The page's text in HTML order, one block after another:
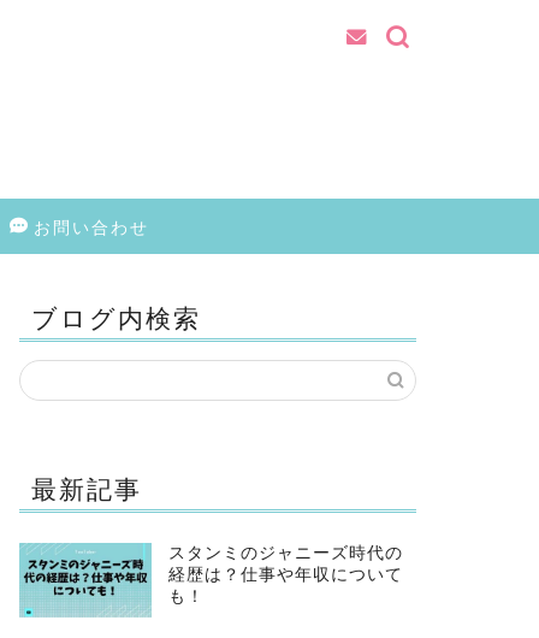
お問い合わせ
ブログ内検索
最新記事
スタンミのジャニーズ時代の
経歴は？仕事や年収について
も！